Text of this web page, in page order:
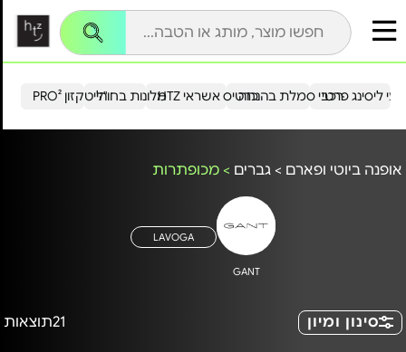
הייטקזון PRO²מלונות בחו"ל כרטיס אשראי HTZ ליסינג פרטירכבי סמלת בהנחה
אופנה ביוטי ופארם > גברים > מכופתרות
GANT
LAVOGA
סינון ומיון 21תוצאות